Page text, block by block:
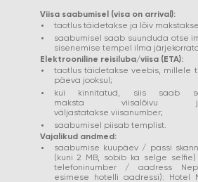
Viisa saabumisel (visa on arrival):
taotlus täidetakse ja lõiv
saabumisel saab suunduda otse
sisenemise tempel ilma
Elektrooniline reisiluba/viisa (ETA):
taotlus täidetakse veebis, millele
päeva jooksul;
kui kinnitatud, siis saab
maksta viisalõivu
väljastatakse viisanumber;
saabumisel piisab templist.
Vajalikud andmed:
saabumise kuupäev / passi
(kuni 2 MB, sobib ka selge
telefoninumber / aadress
esimese hotelli aadressi): Hotel